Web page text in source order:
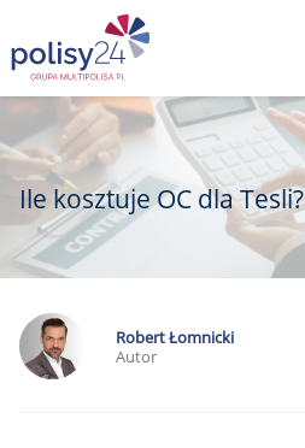
Ile kosztuje OC dla Tesli?
Robert Łomnicki
Autor